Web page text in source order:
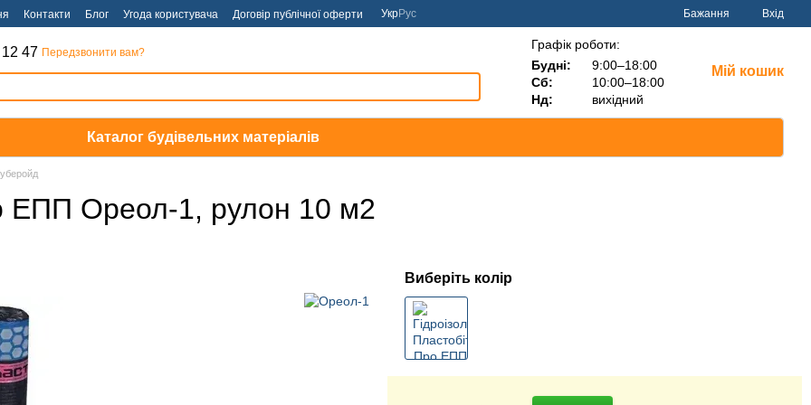
Контакти Блог Угода користувача Договір публічної оферти УкрРус Бажання Вхід
47 Передзвонити вам?
Графік роботи:
Будні:
9:00–18:00
Сб:
10:00–18:00
Нд:
вихідний
Мій кошик
Каталог будівельних матеріалів
ЕПП Ореол-1, рулон 10 м2
Виберіть колір